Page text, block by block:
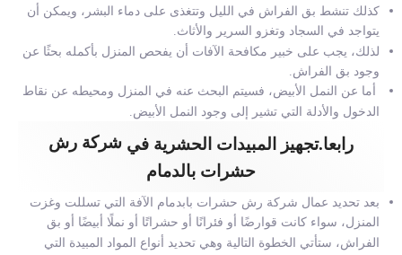
كذلك تنشط بق الفراش في الليل وتتغذى على دماء البشر، ويمكن أن
يتواجد في السجاد وتغزو السرير والأثاث.
لذلك، يجب على خبير مكافحة الآفات أن يفحص المنزل بأكمله بحثًا عن
وجود بق الفراش.
أما عن النمل الأبيض، فسيتم البحث عنه في المنزل ومحيطه عن نقاط
الدخول والأدلة التي تشير إلى وجود النمل الأبيض.
رابعا.تجهيز المبيدات الحشرية في شركة رش
حشرات بالدمام
بعد تحديد عمال شركة رش حشرات بابدمام الآفة التي تسللت وغزت
المنزل، سواء كانت قوارضًا أو فئرانًا أو حشراتًا أو نملًا أبيضًا أو بق
الفراش، ستأتي الخطوة التالية وهي تحديد أنواع المواد المبيدة التي